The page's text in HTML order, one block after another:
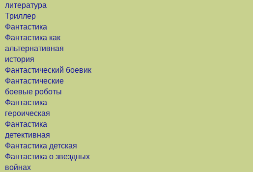
литература
Триллер
Фантастика
Фантастика как
альтернативная
история
Фантастический боевик
Фантастические
боевые роботы
Фантастика
героическая
Фантастика
детективная
Фантастика детская
Фантастика о звездных
войнах